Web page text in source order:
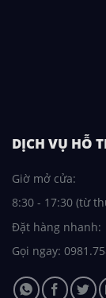
DỊCH VỤ HỖ
Giờ mở cửa:
8:30 - 17:30 (từ
Đặt hàng nhanh:
Gọi ngay: